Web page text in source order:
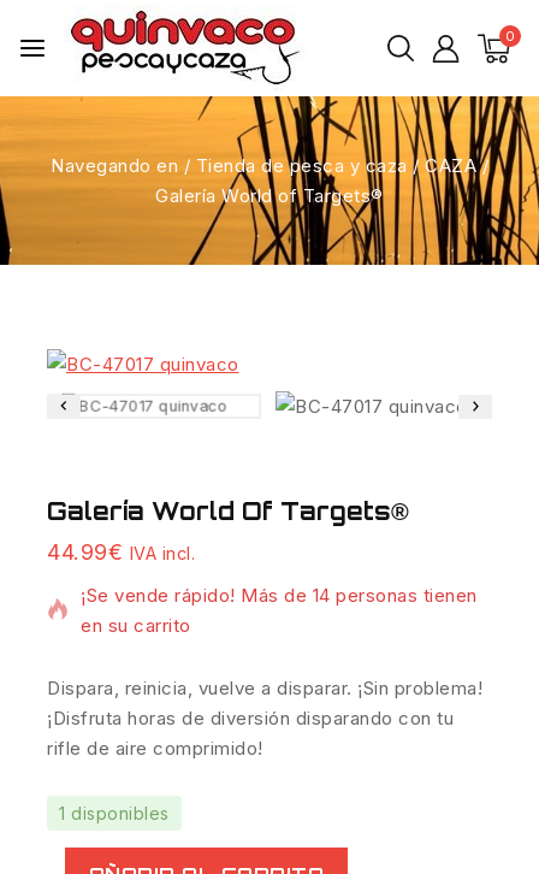
0
Navegando en / Tienda de pesca y caza / CAZA /
Galería World of Targets®
Galería World Of Targets®
44.99€ IVA incl.
10 productos vendidos en las últimas 4 horas
¡Se vende rápido! Más de 14 personas tienen
en su carrito
Dispara, reinicia, vuelve a disparar. ¡Sin problema!
¡Disfruta horas de diversión disparando con tu
rifle de aire comprimido!
1 disponibles